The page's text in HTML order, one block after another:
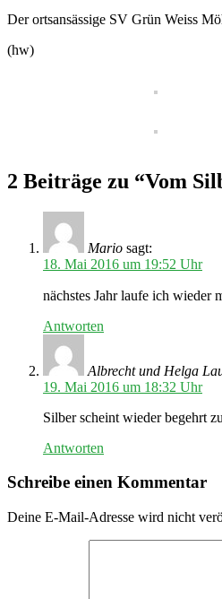
Der ortsansässige SV Grün Weiss
(hw)
2 Beiträge zu “Vom
Mario sagt:
18. Mai 2016 um 19:52 Uhr
nächstes Jahr laufe ich wieder
Antworten
Albrecht und Helga
19. Mai 2016 um 18:32 Uhr
Silber scheint wieder begehrt
Antworten
Schreibe einen Kommentar
Deine E-Mail-Adresse wird nicht